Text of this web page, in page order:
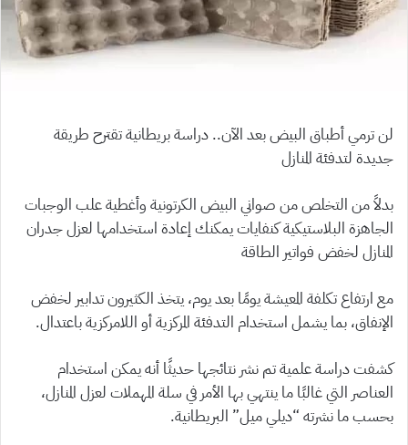
لن ترمي أطباق البيض بعد الآن.. دراسة بريطانية تقترح طريقة
جديدة لتدفئة المنازل
بدلاً من التخلص من صواني البيض الكرتونية وأغطية علب الوجبات
الجاهزة البلاستيكية كنفايات يمكنك إعادة استخدامها لعزل جدران
المنازل لخفض فواتير الطاقة
مع ارتفاع تكلفة المعيشة يومًا بعد يوم، يتخذ الكثيرون تدابير لخفض
الإنفاق، بما يشمل استخدام التدفئة المركزية أو اللامركزية باعتدال.
كشفت دراسة علمية تم نشر نتائجها حديثًا أنه يمكن استخدام
العناصر التي غالبًا ما ينتهي بها الأمر في سلة المهملات لعزل المنازل،
بحسب ما نشرته “ديلي ميل” البريطانية.